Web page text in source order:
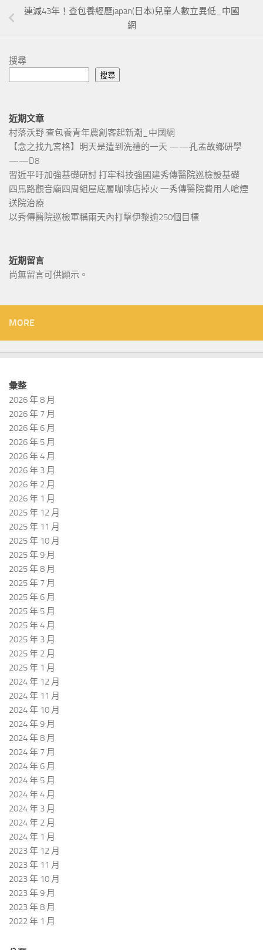
連減43年！查包養經歷japan(日本)兒童人數立異低_中國
網
搜尋
搜尋
近期文章
村落沃野 查包養青年農創客起新潮_中國網
【念之找九宮格】明天是遭到洗禮的一天 ——孔孟故鄉研學
——D8
習近平吁加強基礎研討 打牢科技強國建秀傳醫院巡檢設基礎
四馬路觀音廟四周組屋底層咖啡店掉火 一秀傳醫院費用人嗆煙
送院治療
以秀傳醫院巡檢軍稱兩天內打擊伊黎逾250個目標
近期留言
尚無留言可供顯示。
MORE
彙整
2026 年 8 月
2026 年 7 月
2026 年 6 月
2026 年 5 月
2026 年 4 月
2026 年 3 月
2026 年 2 月
2026 年 1 月
2025 年 12 月
2025 年 11 月
2025 年 10 月
2025 年 9 月
2025 年 8 月
2025 年 7 月
2025 年 6 月
2025 年 5 月
2025 年 4 月
2025 年 3 月
2025 年 2 月
2025 年 1 月
2024 年 12 月
2024 年 11 月
2024 年 10 月
2024 年 9 月
2024 年 8 月
2024 年 7 月
2024 年 6 月
2024 年 5 月
2024 年 4 月
2024 年 3 月
2024 年 2 月
2024 年 1 月
2023 年 12 月
2023 年 11 月
2023 年 10 月
2023 年 9 月
2023 年 8 月
2022 年 1 月